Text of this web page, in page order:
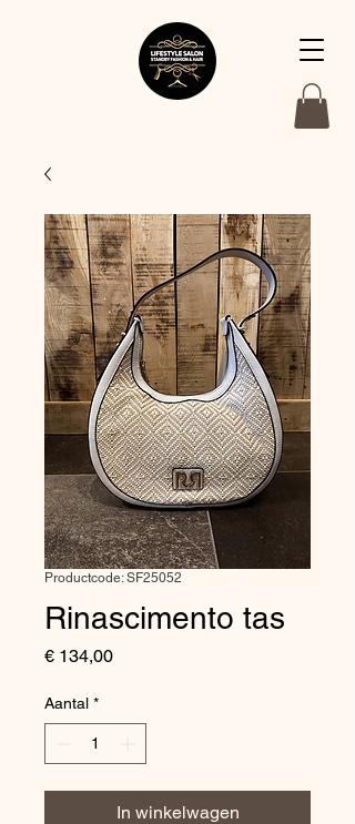
Productcode: SF25052
Rinascimento tas
€ 134,00Prijs
Aantal *
In winkelwagen